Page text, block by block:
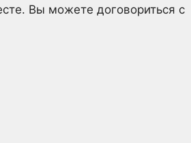
Вы можете договориться с